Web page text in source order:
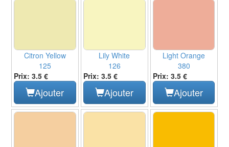
Citron Yellow
125
Prix: 3.5 €
Ajouter
Lily White
126
Prix: 3.5 €
Ajouter
Light Orange
380
Prix: 3.5 €
Ajouter